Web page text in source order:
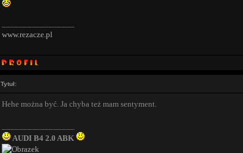
www.rezacze.pl
Tytuł:
Hehe można być. Ja chyba też mam sentyment.
AUDI B4 2.0 ABK